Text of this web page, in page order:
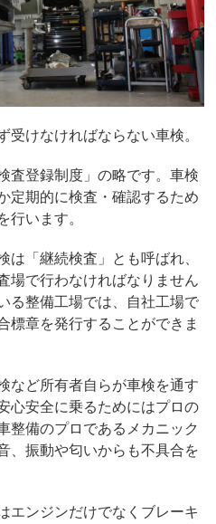
受けなければならない車検。
査登録制度」の略です。車検
定期的に検査・確認するため
行います。
は「継続検査」とも呼ばれ、
場で行わなければなりません
る整備工場では、自社工場で
標章を発行することができま
など所有者自らが車検を通す
心安全に乗るためにはプロの
整備のプロであるメカニック
、振動や匂いからも不具合を
エンジンだけでなくブレーキ